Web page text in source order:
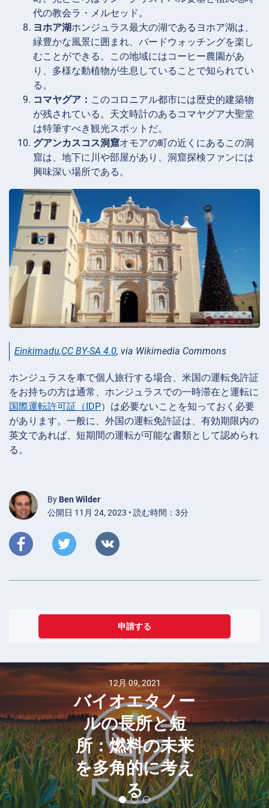
代の教会ラ・メルセッド。
ヨホア湖ホンジュラス最大の湖であるヨホア湖は、
緑豊かな風景に囲まれ、バードウォッチングを楽し
むことができる。この地域にはコーヒー農園があ
り、多様な動植物が生息していることで知られてい
る。
コマヤグア： このコロニアル都市には歴史的建築物
が残されている。天文時計のあるコマヤグア大聖堂
は特筆すべき観光スポットだ。
グアンカスコス洞窟オモアの町の近くにあるこの洞
窟は、地下に川や部屋があり、洞窟探検ファンには
興味深い場所である。
Einkimadu,CC BY-SA 4.0, via Wikimedia Commons
ホンジュラスを車で個人旅行する場合、米国の運転免許証
をお持ちの方は通常、ホンジュラスでの一時滞在と運転に
国際運転許可証（IDP）は必要ないことを知っておく必要
があります。一般に、外国の運転免許証は、有効期限内の
英文であれば、短期間の運転が可能な書類として認められ
る。
By Ben Wilder
公開日 11月 24, 2023 • 読む時間：3分
申請する
12月 09, 2021
バイオエタノー
ルの長所と短
所：燃料の未来
を多角的に考え
る